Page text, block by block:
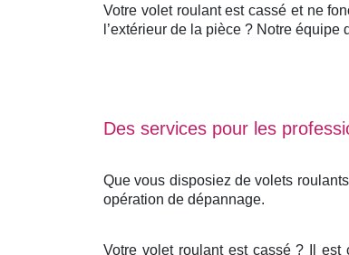
Votre volet roulant est cassé et ne
l’extérieur de la pièce ? Notre
Des services pour les
Que vous disposiez de volets
opération de dépannage.
Votre volet roulant est cassé ? Il est